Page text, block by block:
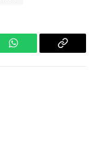
WhatsApp Copy